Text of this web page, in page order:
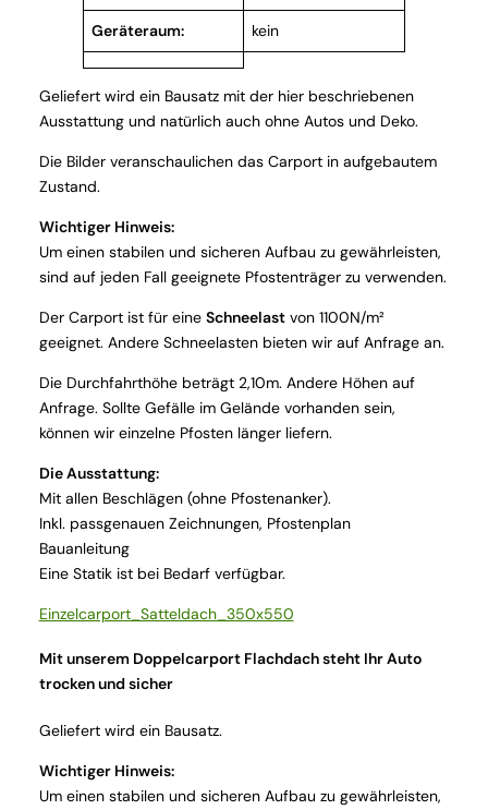
Geräteraum: kein
Geliefert wird ein Bausatz mit der hier beschriebenen
Ausstattung und natürlich auch ohne Autos und Deko.
Die Bilder veranschaulichen das Carport in aufgebautem
Zustand.
Wichtiger Hinweis:
Um einen stabilen und sicheren Aufbau zu gewährleisten,
sind auf jeden Fall geeignete Pfostenträger zu verwenden.
Der Carport ist für eine Schneelastvon 1100N/m²
geeignet. Andere Schneelasten bieten wir auf Anfrage an.
Die Durchfahrthöhe beträgt 2,10m. Andere Höhen auf
Anfrage. Sollte Gefälle im Gelände vorhanden sein,
können wir einzelne Pfosten länger liefern.
Die Ausstattung:
Mit allen Beschlägen (ohne Pfostenanker).
Inkl. passgenauen Zeichnungen, Pfostenplan
Bauanleitung
Eine Statik ist bei Bedarf verfügbar.
Einzelcarport_Satteldach_350x550
Mit unserem Doppelcarport Flachdach steht Ihr Auto
trocken und sicher
Geliefert wird ein Bausatz.
Wichtiger Hinweis:
Um einen stabilen und sicheren Aufbau zu gewährleisten,